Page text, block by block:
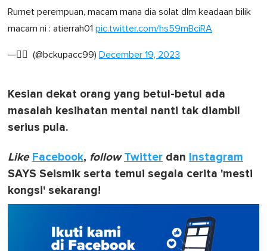
Rumet perempuan, macam mana dia solat dlm keadaan bilik
macam ni : atierrah01 pic.twitter.com/hs59mBciRA
— ًِ (@bckupacc99) December 19, 2023
Kesian dekat orang yang betul-betul ada
masalah kesihatan mental nanti tak diambil
serius pula.
Like Facebook, follow Twitter dan Instagram
SAYS Seismik serta temui segala cerita 'mesti
kongsi' sekarang!